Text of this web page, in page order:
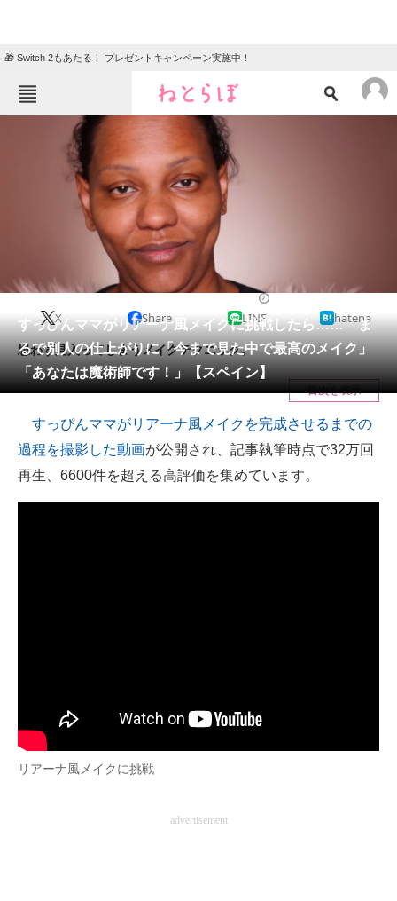
🎁 Switch 2もあたる！ プレゼントキャンペーン実施中！
ねとらぼメニュー
ニュース
クイズ
地域
教育・育児
動物 リサーチ
会員記事
メディア
注目記事を集めた総合ページ
ITの今と未来を見通す
スマホと通信の最新トレンド
マーケ×ITの今がよく分かる
ITエンジニア向け専門サイト
企業向けIT製品の総合サイト
すっぴんママがリアーナ風メイクに挑戦したら…… ま
るで別人の仕上がりに「今まで見た中で最高のメイク」
「あなたは魔術師です！」【スペイン】
X Share LINE hatena
思わず見入ってしまうメイクテクニック。
目次を表示
すっぴんママがリアーナ風メイクを完成させるまでの
過程を撮影した動画が公開され、記事執筆時点で32万回
再生、6600件を超える高評価を集めています。
リアーナ風メイクに挑戦
advertisement